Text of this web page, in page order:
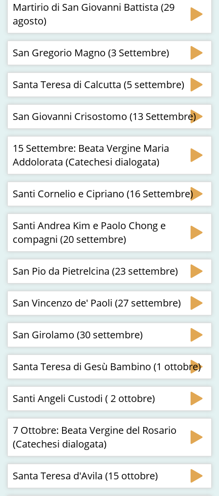
Martirio di San Giovanni Battista (29
agosto)
San Gregorio Magno (3 Settembre)
Santa Teresa di Calcutta (5 settembre)
San Giovanni Crisostomo (13 Settembre)
15 Settembre: Beata Vergine Maria
Addolorata (Catechesi dialogata)
Santi Cornelio e Cipriano (16 Settembre)
Santi Andrea Kim e Paolo Chong e
compagni (20 settembre)
San Pio da Pietrelcina (23 settembre)
San Vincenzo de' Paoli (27 settembre)
San Girolamo (30 settembre)
Santa Teresa di Gesù Bambino (1 ottobre)
Santi Angeli Custodi ( 2 ottobre)
7 Ottobre: Beata Vergine del Rosario
(Catechesi dialogata)
Santa Teresa d'Avila (15 ottobre)